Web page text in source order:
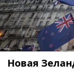
Новая